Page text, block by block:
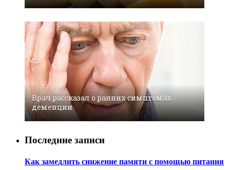
Врач рассказал о ранних симптомах
деменции
Последние записи
Как замедлить снижение памяти с помощью питания